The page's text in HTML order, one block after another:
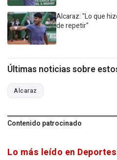
Alcaraz: "Lo que
de repetir"
Últimas noticias sobre
Alcaraz
Contenido patrocinado
Lo más leído en Deportes